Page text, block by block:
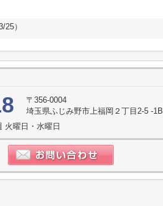
25）
〒356-0004
埼玉県ふじみ野市上福岡２丁目2-5 -1B
火曜日・水曜日